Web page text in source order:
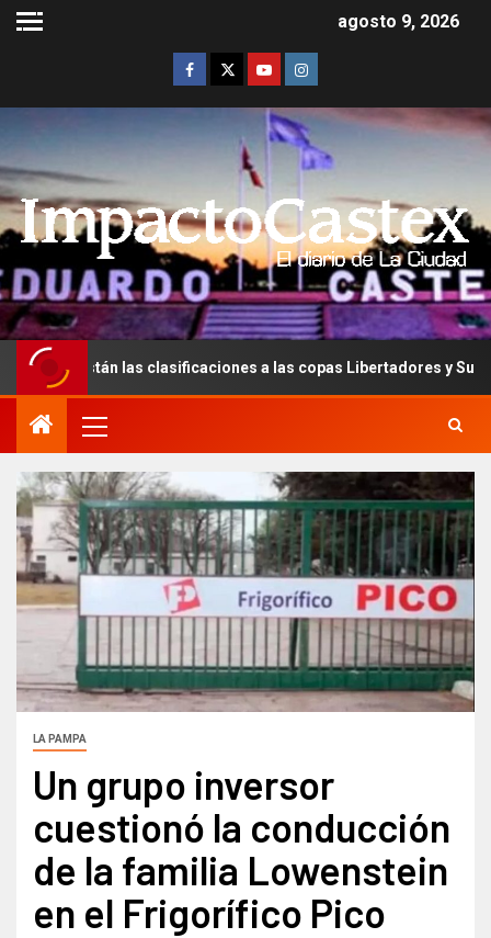
agosto 9, 2026
las clasificaciones a las copas Libertadores y Sudamericana
LA PAMPA
Un grupo inversor
cuestionó la conducción
de la familia Lowenstein
en el Frigorífico Pico